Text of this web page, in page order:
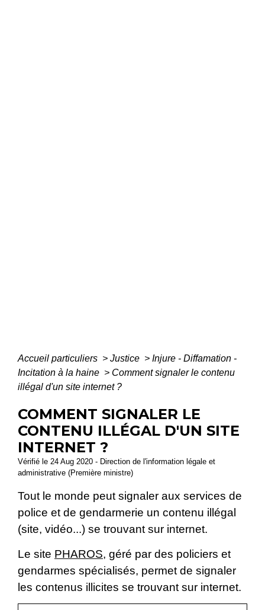
Accueil particuliers > Justice > Injure - Diffamation -
Incitation à la haine > Comment signaler le contenu
illégal d'un site internet ?
COMMENT SIGNALER LE
CONTENU ILLÉGAL D'UN SITE
INTERNET ?
Vérifié le 24 Aug 2020 - Direction de l'information légale et
administrative (Première ministre)
Tout le monde peut signaler aux services de
police et de gendarmerie un contenu illégal
(site, vidéo...) se trouvant sur internet.
Le site PHAROS, géré par des policiers et
gendarmes spécialisés, permet de signaler
les contenus illicites se trouvant sur internet.